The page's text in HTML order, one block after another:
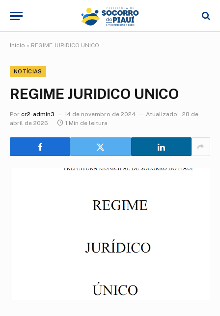
Início » REGIME JURIDICO UNICO
NOTÍCIAS
REGIME JURIDICO UNICO
Por cr2-admin3 14 de novembro de 2024 Atualizado: 28 de
abril de 2026
1 Min de leitura